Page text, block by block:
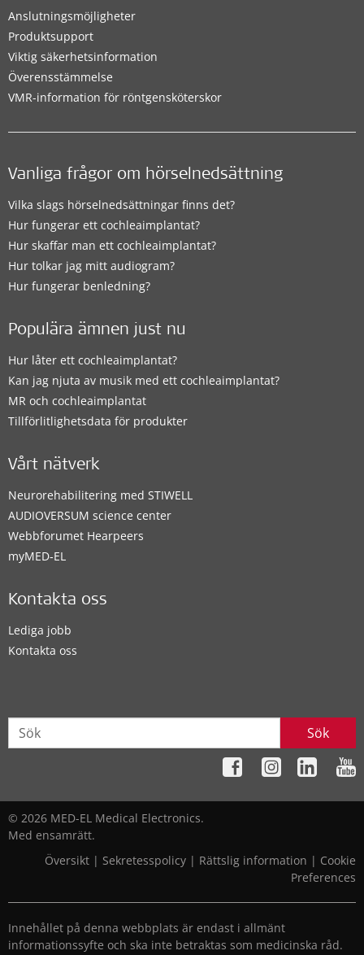
Anslutningsmöjligheter
Produktsupport
Viktig säkerhetsinformation
Överensstämmelse
VMR-information för röntgensköterskor
Vanliga frågor om hörselnedsättning
Vilka slags hörselnedsättningar finns det?
Hur fungerar ett cochleaimplantat?
Hur skaffar man ett cochleaimplantat?
Hur tolkar jag mitt audiogram?
Hur fungerar benledning?
Populära ämnen just nu
Hur låter ett cochleaimplantat?
Kan jag njuta av musik med ett cochleaimplantat?
MR och cochleaimplantat
Tillförlitlighetsdata för produkter
Vårt nätverk
Neurorehabilitering med STIWELL
AUDIOVERSUM science center
Webbforumet Hearpeers
myMED‑EL
Kontakta oss
Lediga jobb
Kontakta oss
Sök
© 2026 MED-EL Medical Electronics.
Med ensamrätt.
Översikt | Sekretesspolicy | Rättslig information | Cookie
Preferences
Innehållet på denna webbplats är endast i allmänt
informationssyfte och ska inte betraktas som medicinska råd.